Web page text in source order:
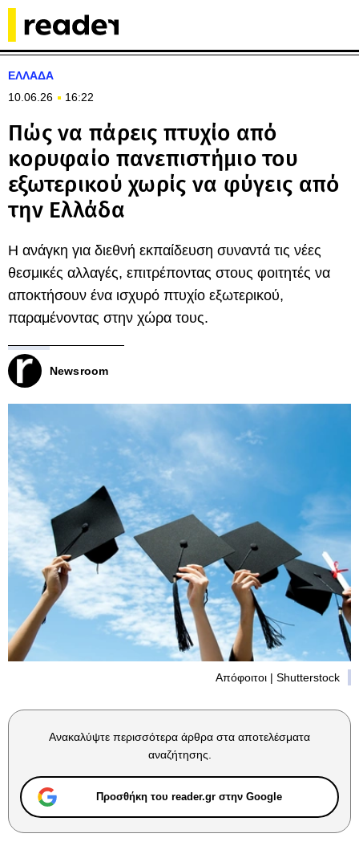
ΕΛΛΑΔΑ
10.06.26
16:22
Πώς να πάρεις πτυχίο από
κορυφαίο πανεπιστήμιο του
εξωτερικού χωρίς να φύγεις από
την Ελλάδα
Η ανάγκη για διεθνή εκπαίδευση συναντά τις νέες
θεσμικές αλλαγές, επιτρέποντας στους φοιτητές να
αποκτήσουν ένα ισχυρό πτυχίο εξωτερικού,
παραμένοντας στην χώρα τους.
Newsroom
Απόφοιτοι | Shutterstock
Ανακαλύψτε περισσότερα άρθρα στα αποτελέσματα
αναζήτησης.
Προσθήκη του reader.gr στην Google